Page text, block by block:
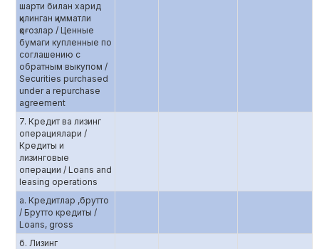
шарти билан харид
қилинган қимматли
қоғозлар / Ценные
бумаги купленные по
соглашению c
обратным выкупом /
Securities purchased
under a repurchase
agreement
7. Кредит ва лизинг
операциялари /
Кредиты и
лизинговые
операции / Loans and
leasing operations
а. Кредитлар ,брутто
/ Брутто кредиты /
Loans, gross
б. Лизинг